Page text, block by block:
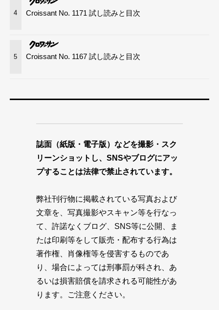
4 Croissant No. 1171 試し読みと目次
5 Croissant No. 1167 試し読みと目次
誌面（紙版・電子版）などを撮影・スク
リーンショットし、SNSやブログにアッ
プすることは法律で禁止されています。
弊社刊行物に掲載されている写真および
文章を、写真撮影やスキャン等を行なっ
て、許諾なくブログ、SNS等に公開、ま
たは印刷等をして販売・配布する行為は
著作権、肖像権等を侵害するものであ
り、場合によっては刑事罰が科され、あ
るいは損害賠償を請求される可能性があ
ります。ご注意ください。